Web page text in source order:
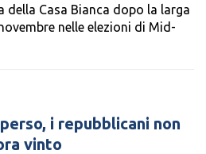
della Casa Bianca dopo la larga
nelle elezioni di Mid-
i repubblicani non
vinto